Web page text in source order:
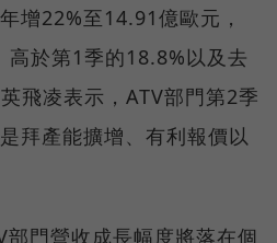
增22%至14.91億歐元，
於第1季的18.8%以及去
飛凌表示，ATV部門第2季
拜產能擴增、有利報價以
門營收成長幅度將落在個